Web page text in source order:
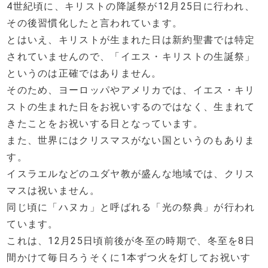
4世紀頃に、キリストの降誕祭が12月25日に行われ、
その後習慣化したと言われています。
とはいえ、キリストが生まれた日は新約聖書では特定
されていませんので、「イエス・キリストの生誕祭」
というのは正確ではありません。
そのため、ヨーロッパやアメリカでは、イエス・キリ
ストの生まれた日をお祝いするのではなく、生まれて
きたことをお祝いする日となっています。
また、世界にはクリスマスがない国というのもありま
す。
イスラエルなどのユダヤ教が盛んな地域では、クリス
マスは祝いません。
同じ頃に「ハヌカ」と呼ばれる「光の祭典」が行われ
ています。
これは、12月25日頃前後が冬至の時期で、冬至を8日
間かけて毎日ろうそくに1本ずつ火を灯してお祝いす